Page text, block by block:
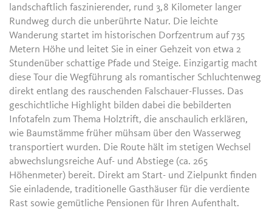
landschaftlich faszinierender, rund 3,8 Kilometer langer
Rundweg durch die unberührte Natur. Die leichte
Wanderung startet im historischen Dorfzentrum auf 735
Metern Höhe und leitet Sie in einer Gehzeit von etwa 2
Stundenüber schattige Pfade und Steige. Einzigartig macht
diese Tour die Wegführung als romantischer Schluchtenweg
direkt entlang des rauschenden Falschauer-Flusses. Das
geschichtliche Highlight bilden dabei die bebilderten
Infotafeln zum Thema Holztrift, die anschaulich erklären,
wie Baumstämme früher mühsam über den Wasserweg
transportiert wurden. Die Route hält im stetigen Wechsel
abwechslungsreiche Auf- und Abstiege (ca. 265
Höhenmeter) bereit. Direkt am Start- und Zielpunkt finden
Sie einladende, traditionelle Gasthäuser für die verdiente
Rast sowie gemütliche Pensionen für Ihren Aufenthalt.